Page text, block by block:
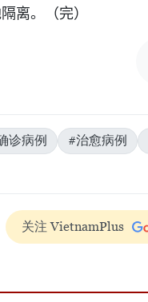
离。（完）
诊病例 #治愈病例
关注 VietnamPlus